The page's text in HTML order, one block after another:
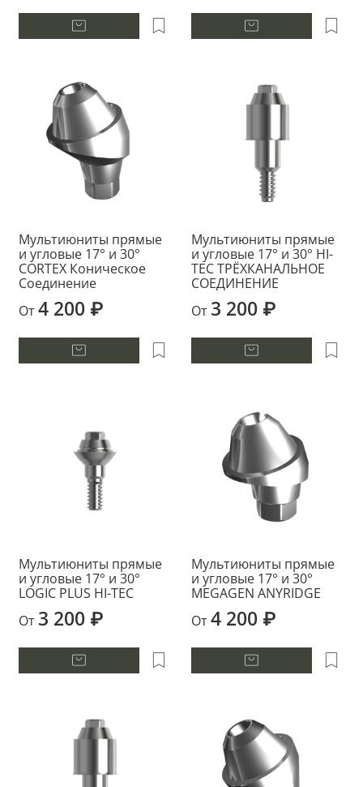
Мультиюниты прямые
и угловые 17° и 30°
CORTEX Коническое
Соединение
От4 200 ₽
Мультиюниты прямые
и угловые 17° и 30° HI-
TEC ТРЁХКАНАЛЬНОЕ
СОЕДИНЕНИЕ
От 3 200 ₽
Мультиюниты прямые
и угловые 17° и 30°
LOGIC PLUS HI-TEC
От 3 200 ₽
Мультиюниты прямые
и угловые 17° и 30°
MEGAGEN ANYRIDGE
От4 200 ₽